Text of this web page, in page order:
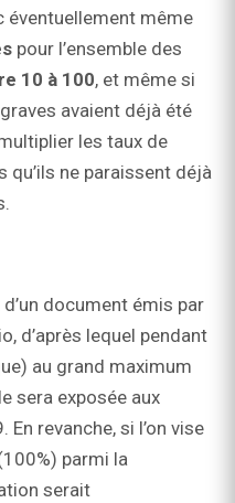
éventuellement même
pour l’ensemble des
10 à 100, et même si
avaient déjà été
les taux de
qu’ils ne paraissent déjà
document émis par
d’après lequel pendant
au grand maximum
sera exposée aux
revanche, si l’on vise
parmi la
serait